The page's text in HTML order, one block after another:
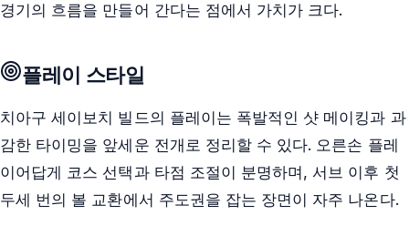
경기의 흐름을 만들어 간다는 점에서 가치가 크다.
플레이 스타일
치아구 세이보치 빌드의 플레이는 폭발적인 샷 메이킹과 과
감한 타이밍을 앞세운 전개로 정리할 수 있다. 오른손 플레
이어답게 코스 선택과 타점 조절이 분명하며, 서브 이후 첫
두세 번의 볼 교환에서 주도권을 잡는 장면이 자주 나온다.